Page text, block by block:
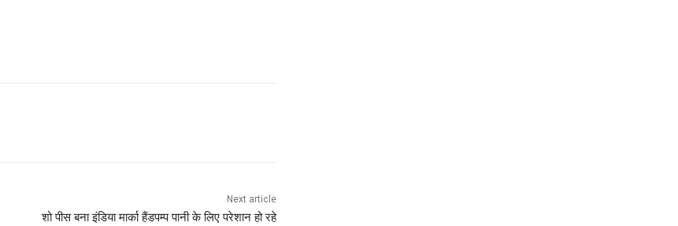
Next article
शो पीस बना इंडिया मार्का हैंडपम्प पानी के लिए परेशान हो रहे